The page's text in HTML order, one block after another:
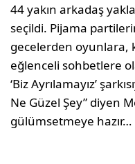
44 yakın arkadaş
seçildi. Pijama
gecelerden oyunlara,
eğlenceli sohbetlere
‘Biz Ayrılamayız’
Ne Güzel Şey” diyen
gülümsetmeye hazır…